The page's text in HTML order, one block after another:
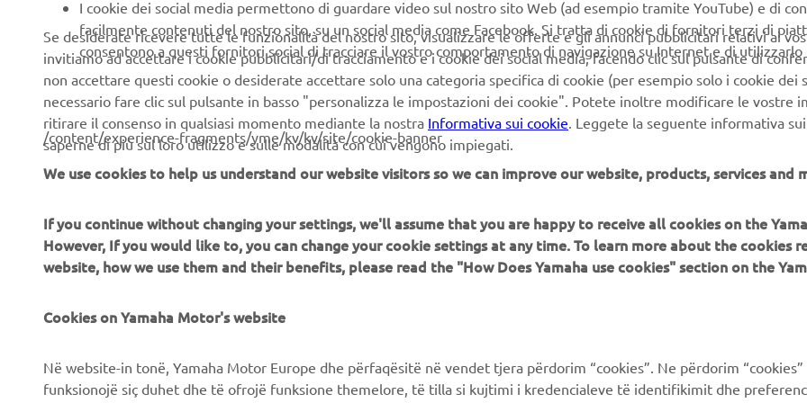
SCOPRI DI PIÙ
CORPORATE
Chi siamo
News
Stampa
B2B
Soluzioni di Business
NEO's Delivery
Autorità
PIÙ YAMAHA
Yamaha Motor Global
SUPPORTO
Prenota la manutenzione
I cookie dei social media permettono di guardare video sul nostro sito Web (ad esempio tramite YouTube) e di
facilmente contenuti del nostro sito, su un social media come Facebook. Si tratta di cookie di fornitori terzi di
consentono a questi fornitori social di tracciare il vostro comportamento di navigazione su Internet e di utilizzarlo
Se desiderate ricevere tutte le funzionalità del nostro sito, visualizzare le offerte e gli annunci pubblicitari relativi ai
invitiamo ad accettare i cookie pubblicitari/di tracciamento e i cookie dei social media, facendo clic sul pulsante di
non accettare questi cookie o desiderate accettare solo una categoria specifica di cookie (per esempio solo i cookie dei
necessario fare clic sul pulsante in basso "personalizza le impostazioni dei cookie". Potete inoltre modificare le vostre
ritirare il consenso in qualsiasi momento mediante la nostra Informativa sui cookie . Leggete la seguente informativa
saperne di più sul loro utilizzo e sulle modalità con cui vengono impiegati.
/content/experience-fragments/yme/kv/kv/site/cookie-banner
We use cookies to help us understand our website visitors so we can improve our website, products, services and
If you continue without changing your settings, we'll assume that you are happy to receive all cookies on the
However, If you would like to, you can change your cookie settings at any time. To learn more about the cookies
website, how we use them and their benefits, please read the "How Does Yamaha use cookies" section on the
Cookies on Yamaha Motor's website
Në website-in tonë, Yamaha Motor Europe dhe përfaqësitë në vendet tjera përdorim “cookies”. Ne përdorim
funksionojë siç duhet dhe të ofrojë funksione themelore, të tilla si kujtimi i kredencialeve të identifikimit dhe